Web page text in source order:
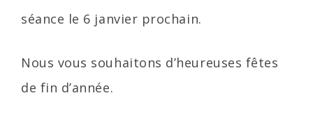
séance le 6 janvier prochain.
Nous vous souhaitons d’heureuses fêtes
de fin d’année.